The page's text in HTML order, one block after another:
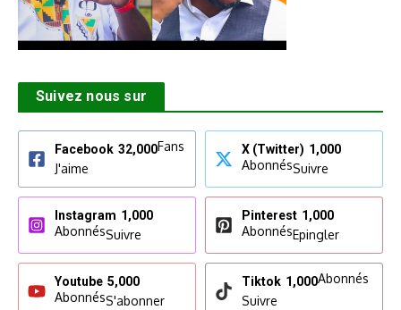
Suivez nous sur
Facebook 32,000Fans
J'aime
X (Twitter) 1,000
AbonnésSuivre
Instagram 1,000
AbonnésSuivre
Pinterest 1,000
AbonnésEpingler
Youtube 5,000
AbonnésS'abonner
Tiktok 1,000Abonnés
Suivre